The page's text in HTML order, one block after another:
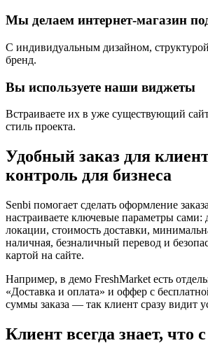
Мы делаем интернет-магазин
С индивидуальным дизайном,
бренд.
Вы используете наши виджеты
Встраиваете их в уже существующий
стиль проекта.
Удобный заказ для
контроль для бизнеса
Senbi помогает сделать оформление
настраиваете ключевые параметры сами:
локации, стоимость доставки,
наличная, безналичный перевод и
картой на сайте.
Например, в демо FreshMarket есть
«Доставка и оплата» и оффер с
суммы заказа — так клиент сразу видит
Клиент всегда знает, что